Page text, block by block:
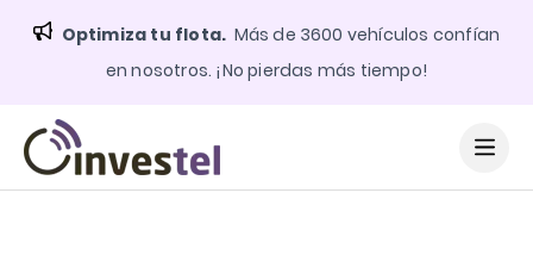
Optimiza tu flota. Más de 3600 vehículos confían
en nosotros. ¡No pierdas más tiempo!